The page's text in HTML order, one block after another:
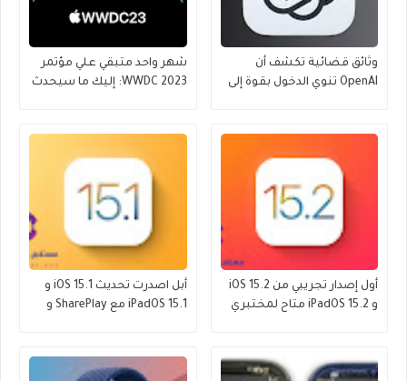
وثائق قضائية تكشف أن
OpenAI تنوي الدخول بقوة إلى
شهر واحد متبقي علي مؤتمر
WWDC 2023: إليك ما سيحدث
أول إصدار تجريبي من iOS 15.2
و iPadOS 15.2 متاح لمختبري
أبل اصدرت تحديث iOS 15.1 و
iPadOS 15.1 مع SharePlay و